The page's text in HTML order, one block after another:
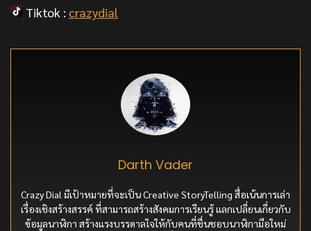
Tiktok : crazydial
Darth Vader
Crazy Dial มีเป้าหมายที่จะเป็น Creative StoryTelling สื่อเน้นการเล่า
เรื่องเชิงสร้างสรรค์ ที่สามารถสร้างสังคมการเรียนรู้ แลกเปลี่ยนเกี่ยวกับ
ข้อมูลนาฬิกา สร้างแรงบรรดาลใจให้กับคนที่ชื่นชอบนาฬิกามือใหม่